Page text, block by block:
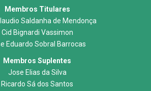
Membros Titulares
Saldanha de Mendonça
Cid Bignardi Vassimon
Eduardo Sobral Barrocas
Membros Suplentes
Jose Elias da Silva
Ricardo Sá dos Santos